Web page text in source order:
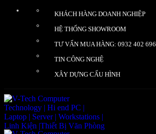
KHÁCH HÀNG DOANH NGHIỆP
HỆ THỐNG SHOWROOM
TƯ VẤN MUA HÀNG: 0932 402 696
TIN CÔNG NGHỆ
XÂY DỰNG CẤU HÌNH